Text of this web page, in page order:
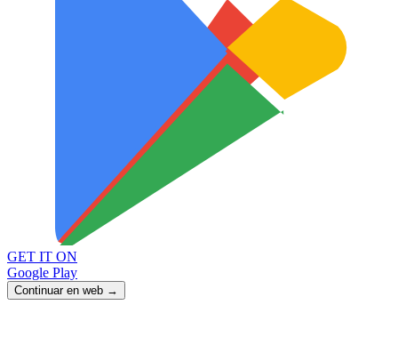
GET IT ON
Google Play
Continuar en web →